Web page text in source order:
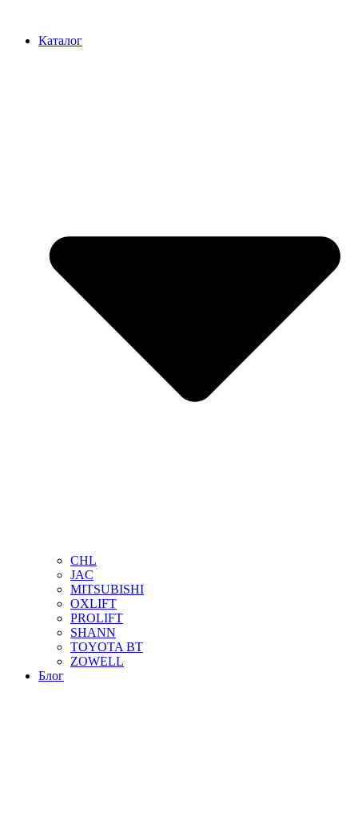
содержимому
Каталог
CHL
JAC
MITSUBISHI
OXLIFT
PROLIFT
SHANN
TOYOTA BT
ZOWELL
Блог